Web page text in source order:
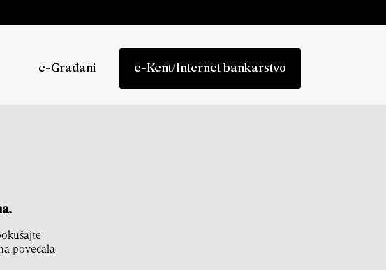
e-Građani e-Kent/Internet bankarstvo
povećala